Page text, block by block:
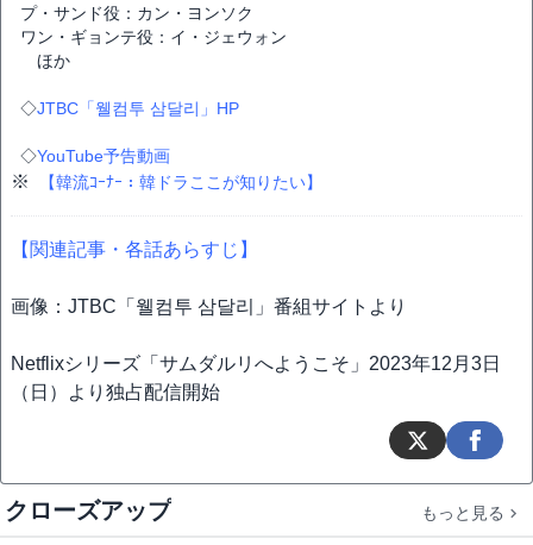
プ・サンド役：カン・ヨンソク
ワン・ギョンテ役：イ・ジェウォン
ほか
◇JTBC「웰컴투 삼달리」HP
◇YouTube予告動画
※ 【韓流ｺｰﾅｰ：韓ドラここが知りたい】
【関連記事・各話あらすじ】
画像：JTBC「웰컴투 삼달리」番組サイトより
Netflixシリーズ「サムダルリへようこそ」2023年12月3日
（日）より独占配信開始
クローズアップ もっと見る